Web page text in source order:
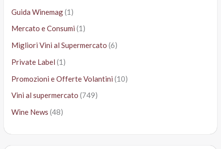
Guida Winemag(1)
Mercato e Consumi (1)
Migliori Vini al Supermercato (6)
Private Label (1)
Promozioni e Offerte Volantini (10)
Vini al supermercato (749)
Wine News (48)